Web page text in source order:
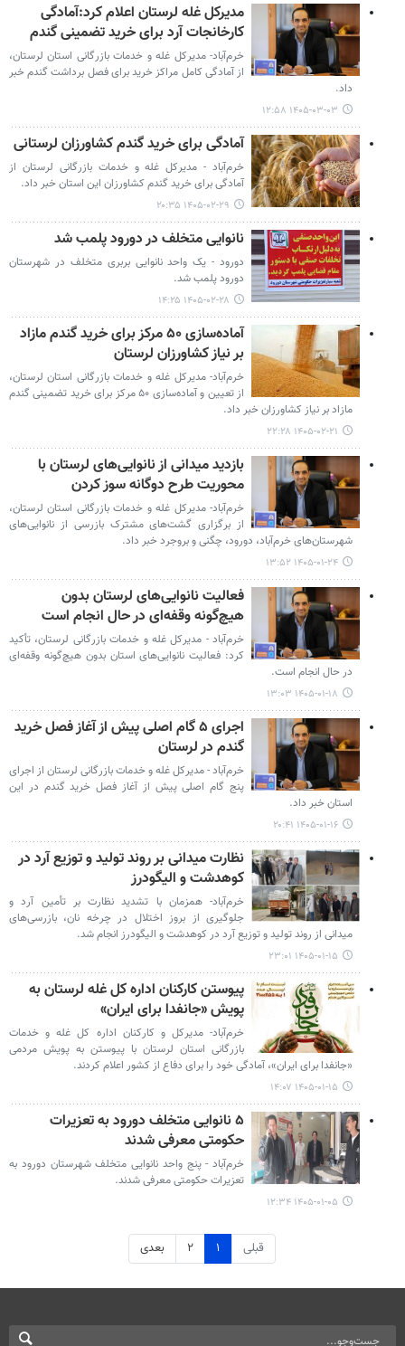
مدیرکل غله لرستان اعلام کرد:آمادگی
کارخانجات آرد برای خرید تضمینی گندم
خرم‌آباد- مدیرکل غله و خدمات بازرگانی استان لرستان،
از آمادگی کامل مراکز خرید برای فصل برداشت گندم خبر
داد.
۱۴۰۵-۰۳-۰۳ ۱۲:۵۸
آمادگی برای خرید گندم کشاورزان لرستانی
خرم‌آباد - مدیرکل غله و خدمات بازرگانی لرستان از
آمادگی برای خرید گندم کشاورزان این استان خبر داد.
۱۴۰۵-۰۲-۲۹ ۲۰:۳۵
نانوایی متخلف در دورود پلمب شد
دورود - یک واحد نانوایی بربری متخلف در شهرستان
دورود پلمب شد.
۱۴۰۵-۰۲-۲۸ ۱۴:۲۵
آماده‌سازی ۵۰ مرکز برای خرید گندم مازاد
بر نیاز کشاورزان لرستان
خرم‌آباد- مدیرکل غله و خدمات بازرگانی استان لرستان،
از تعیین و آماده‌سازی ۵۰ مرکز برای خرید تضمینی گندم
مازاد بر نیاز کشاورزان خبر داد.
۱۴۰۵-۰۲-۲۱ ۲۲:۲۸
بازدید میدانی از نانوایی‌های لرستان با
محوریت طرح دوگانه سوز کردن
خرم‌آباد- مدیرکل غله و خدمات بازرگانی استان لرستان،
از برگزاری گشت‌های مشترک بازرسی از نانوایی‌های
شهرستان‌های خرم‌آباد، دورود، چگنی و بروجرد خبر داد.
۱۴۰۵-۰۱-۲۴ ۱۳:۵۲
فعالیت نانوایی‌های لرستان بدون
هیچ‌گونه وقفه‌ای در حال انجام است
خرم‌آباد - مدیرکل غله و خدمات بازرگانی لرستان، تأکید
کرد: فعالیت نانوایی‌های استان بدون هیچ‌گونه وقفه‌ای
در حال انجام است.
۱۴۰۵-۰۱-۱۸ ۱۳:۰۳
اجرای ۵ گام اصلی پیش از آغاز فصل خرید
گندم در لرستان
خرم‌آباد - مدیرکل غله و خدمات بازرگانی لرستان از اجرای
پنج گام اصلی پیش از آغاز فصل خرید گندم در این
استان خبر داد.
۱۴۰۵-۰۱-۱۶ ۲۰:۴۱
نظارت میدانی بر روند تولید و توزیع آرد در
کوهدشت و الیگودرز
خرم‌آباد- همزمان با تشدید نظارت بر تأمین آرد و
جلوگیری از بروز اختلال در چرخه نان، بازرسی‌های
میدانی از روند تولید و توزیع آرد در کوهدشت و الیگودرز انجام شد.
۱۴۰۵-۰۱-۱۵ ۲۳:۰۱
پیوستن کارکنان اداره کل غله لرستان به
پویش «جانفدا برای ایران»
خرم‌آباد- مدیرکل و کارکنان اداره کل غله و خدمات
بازرگانی استان لرستان با پیوستن به پویش مردمی
«جانفدا برای ایران»، آمادگی خود را برای دفاع از کشور اعلام کردند.
۱۴۰۵-۰۱-۱۵ ۱۴:۰۷
۵ نانوایی متخلف دورود به تعزیرات
حکومتی معرفی شدند
خرم‌آباد - پنج واحد نانوایی متخلف شهرستان دورود به
تعزیرات حکومتی معرفی شدند.
۱۴۰۵-۰۱-۰۵ ۱۲:۳۴
قبلی ۱ ۲ بعدی